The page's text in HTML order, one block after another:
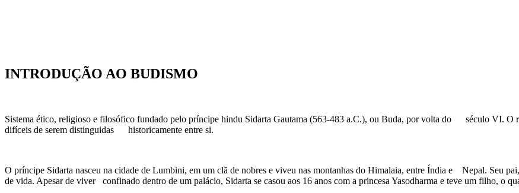
INTRODUÇÃO AO BUDISMO
Sistema ético, religioso e filosófico fundado pelo príncipe hindu Sidarta Gautama (563-483 a.C.), ou Buda, por volta do século VI. O
difíceis de serem distinguidas historicamente entre si.
O príncipe Sidarta nasceu na cidade de Lumbini, em um clã de nobres e viveu nas montanhas do Himalaia, entre Índia e Nepal. Seu
de vida. Apesar de viver confinado dentro de um palácio, Sidarta se casou aos 16 anos com a princesa Yasodharma e teve um filho, o